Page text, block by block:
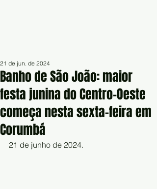
Banho de São João: maior
festa junina do Centro-Oeste
começa nesta sexta-feira em
Corumbá
21 de jun. de 2024
21 de junho de 2024.